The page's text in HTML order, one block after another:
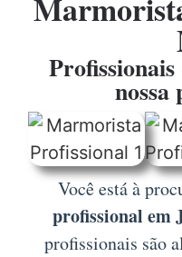
Você está à
profissional em
profissionais são